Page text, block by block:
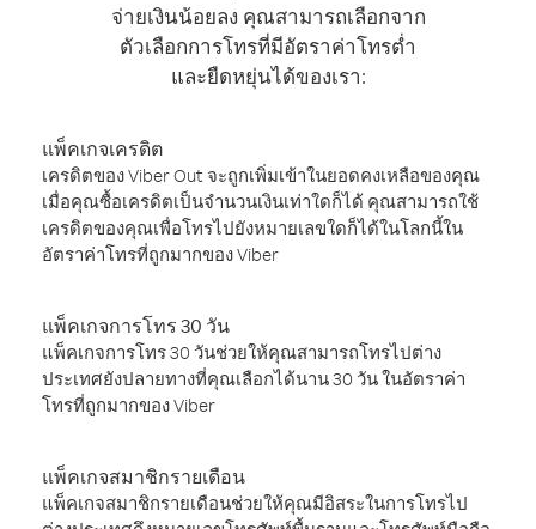
จ่ายเงินน้อยลง คุณสามารถเลือกจาก
ตัวเลือกการโทรที่มีอัตราค่าโทรต่ำ
และยืดหยุ่นได้ของเรา:
แพ็คเกจเครดิต
เครดิตของ Viber Out จะถูกเพิ่มเข้าในยอดคงเหลือของคุณ
เมื่อคุณซื้อเครดิตเป็นจำนวนเงินเท่าใดก็ได้ คุณสามารถใช้
เครดิตของคุณเพื่อโทรไปยังหมายเลขใดก็ได้ในโลกนี้ใน
อัตราค่าโทรที่ถูกมากของ Viber
แพ็คเกจการโทร 30 วัน
แพ็คเกจการโทร 30 วันช่วยให้คุณสามารถโทรไปต่าง
ประเทศยังปลายทางที่คุณเลือกได้นาน 30 วัน ในอัตราค่า
โทรที่ถูกมากของ Viber
แพ็คเกจสมาชิกรายเดือน
แพ็คเกจสมาชิกรายเดือนช่วยให้คุณมีอิสระในการโทรไป